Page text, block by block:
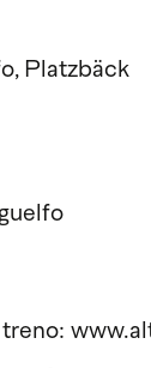
Platzbäck